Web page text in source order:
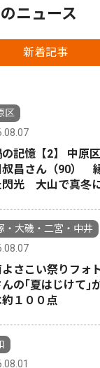
ニュース
新着記事
区
の記憶【2】 中原
叔昌さん（90）
閃光 大山で真冬
・大磯・二宮・中井
よさこい祭りフ
んの｢夏はじけて
１００点